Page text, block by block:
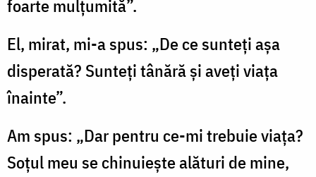
foarte mulţumită”.
El, mirat, mi-a spus: „De ce sunteţi aşa
disperată? Sunteţi tânără şi aveţi viaţa
înainte”.
Am spus: „Dar pentru ce-mi trebuie viaţa?
Soţul meu se chinuieşte alături de mine,